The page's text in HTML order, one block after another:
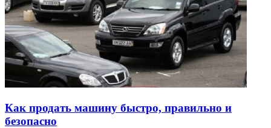
Как продать машину быстро, правильно и
безопасно